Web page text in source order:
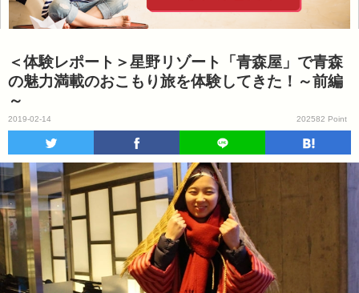
＜体験レポート＞星野リゾート「青森屋」で青森
の魅力満載のおこもり旅を体験してきた！～前編
～
2019-02-14 202582 Point